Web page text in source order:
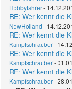
Hobbyfahrer-
RE: Wer kennt die
NewHolland -
RE: Wer kennt die
Kampfschrauber-
RE: Wer kennt die
Kampfschrauber-
RE: Wer kennt die
Kampfschrauber-